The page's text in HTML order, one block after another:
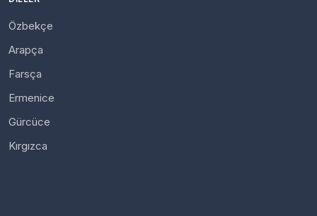
Özbekçe
Arapça
Farsça
Ermenice
Gürcüce
Kırgızca